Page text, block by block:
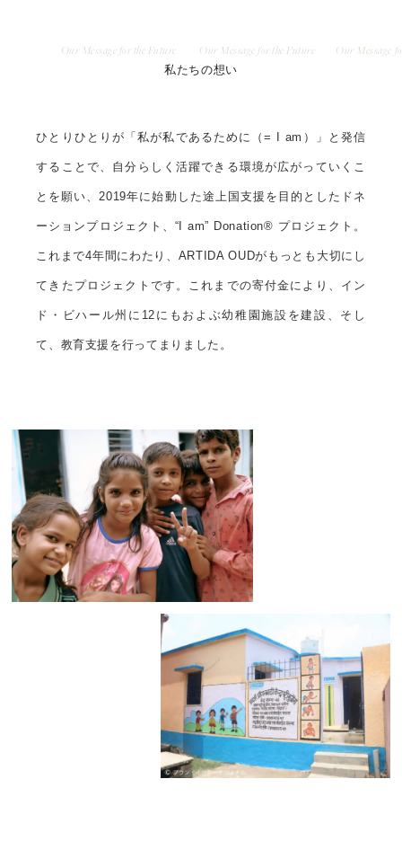
Our Message for the Future Our Message for the Future Our Message
私たちの想い
ひとりひとりが「私が私であるために（= I am）」と発信
することで、自分らしく活躍できる環境が広がっていくこ
とを願い、2019年に始動した途上国支援を目的としたドネ
ーションプロジェクト、“I am” Donation® プロジェクト。
これまで4年間にわたり、ARTIDA OUDがもっとも大切にし
てきたプロジェクトです。これまでの寄付金により、イン
ド・ビハール州に12にもおよぶ幼稚園施設を建設、そし
て、教育支援を行ってまりました。